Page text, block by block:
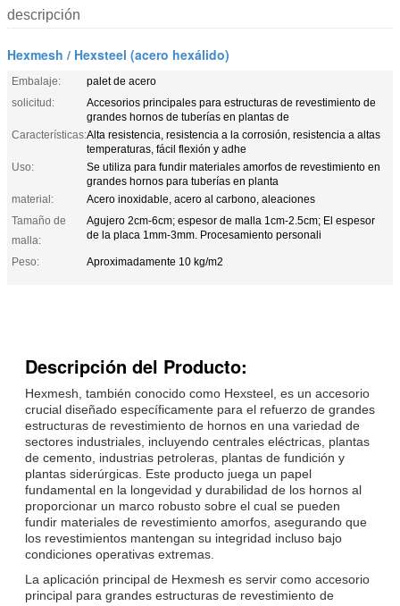
descripción
Hexmesh / Hexsteel (acero hexálido)
Embalaje:
palet de acero
solicitud:
Accesorios principales para estructuras de revestimiento de
grandes hornos de tuberías en plantas de
Características:Alta resistencia, resistencia a la corrosión, resistencia a altas
temperaturas, fácil flexión y adhe
Uso:
Se utiliza para fundir materiales amorfos de revestimiento en
grandes hornos para tuberías en planta
material:
Acero inoxidable, acero al carbono, aleaciones
Tamaño de
malla:
Agujero 2cm-6cm; espesor de malla 1cm-2.5cm; El espesor
de la placa 1mm-3mm. Procesamiento personali
Peso: Aproximadamente 10 kg/m2
Descripción del Producto:
Hexmesh, también conocido como Hexsteel, es un accesorio
crucial diseñado específicamente para el refuerzo de grandes
estructuras de revestimiento de hornos en una variedad de
sectores industriales, incluyendo centrales eléctricas, plantas
de cemento, industrias petroleras, plantas de fundición y
plantas siderúrgicas. Este producto juega un papel
fundamental en la longevidad y durabilidad de los hornos al
proporcionar un marco robusto sobre el cual se pueden
fundir materiales de revestimiento amorfos, asegurando que
los revestimientos mantengan su integridad incluso bajo
condiciones operativas extremas.
La aplicación principal de Hexmesh es servir como accesorio
principal para grandes estructuras de revestimiento de